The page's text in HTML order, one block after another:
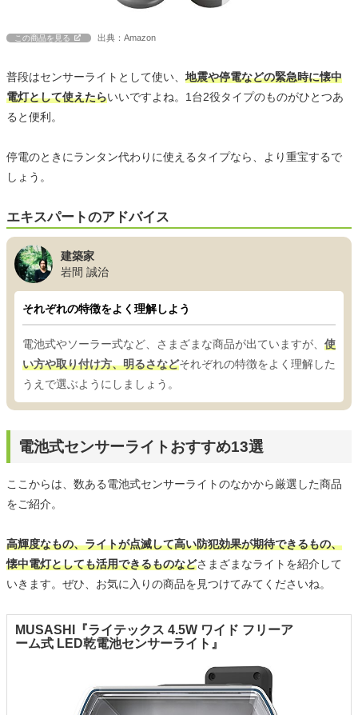
この商品を見る 出典：Amazon
普段はセンサーライトとして使い、 地震や停電などの緊急時に懐中
電灯として使えたらいいですよね。1台2役タイプのものがひとつあ
ると便利。
停電のときにランタン代わりに使えるタイプなら、より重宝するで
しょう。
エキスパートのアドバイス
建築家
岩間 誠治
それぞれの特徴をよく理解しよう
電池式やソーラー式など、さまざまな商品が出ていますが、 使
い方や取り付け方、明るさなどそれぞれの特徴をよく理解した
うえで選ぶようにしましょう。
電池式センサーライトおすすめ13選
ここからは、数ある電池式センサーライトのなかから厳選した商品
をご紹介。
高輝度なもの、ライトが点滅して高い防犯効果が期待できるもの、
懐中電灯としても活用できるものなどさまざまなライトを紹介して
いきます。ぜひ、お気に入りの商品を見つけてみてくださいね。
MUSASHI『ライテックス 4.5W ワイド フリーア
ーム式 LED乾電池センサーライト』